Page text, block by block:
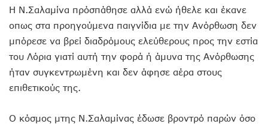
Η Ν.Σαλαμίνα πρόσπάθησε αλλά ενώ ήθελε και έκανε
οπως στα προηγούμενα παιγνίδια με την Ανόρθωση δεν
μπόρεσε να βρεί διαδρόμους ελεύθερους προς την εστία
του Λόρια γιατί αυτή την φορά ή άμυνα της Ανόρθωσης
ήταν συγκεντρωμένη και δεν άφησε αέρα στους
επιθετικούς της.
Ο κόσμος μτης Ν.Σαλαμίνας έδωσε βροντρό παρών όσο